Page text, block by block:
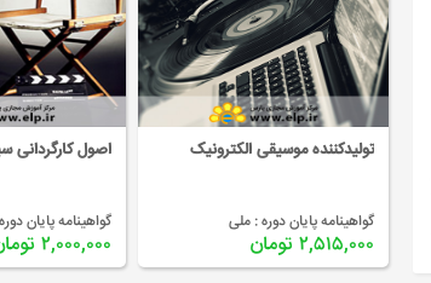
تولیدکننده موسیقی الکترونیک
گواهینامه پایان دوره : ملی
۲,۵۱۵,۰۰۰ تومان
اصول کارگردانی
گواهینامه پایان
۲,۰۰۰,۰۰۰ تومان